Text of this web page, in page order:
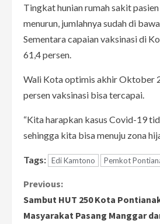
Tingkat hunian rumah sakit
menurun, jumlahnya sudah di
Sementara capaian vaksinasi di
61,4 persen.
Wali Kota optimis akhir Oktober
persen vaksinasi bisa tercapai.
“Kita harapkan kasus Covid-19
sehingga kita bisa menuju zona
Tags: Edi Kamtono Pemkot
C
o
Previous:
Sambut HUT 250 Kota
Masyarakat Pasang Manggar